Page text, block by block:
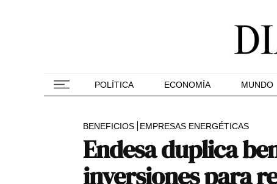
POLÍTICA ECONOMÍA MUNDO
BENEFICIOS EMPRESAS ENERGÉTICAS
Endesa duplica
inversiones para